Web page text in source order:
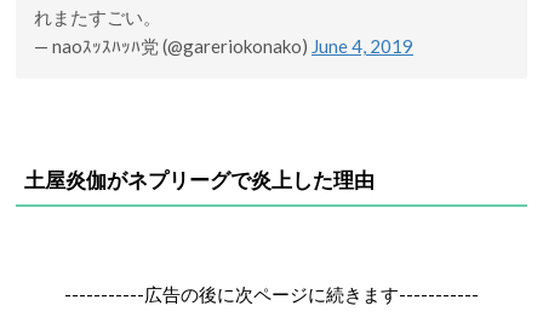
れまたすごい。
— naoｽｯｽﾊｯﾊ党 (@gareriokonako) June 4, 2019
土屋炎伽がネプリーグで炎上した理由
-----------広告の後に次ページに続きます-----------